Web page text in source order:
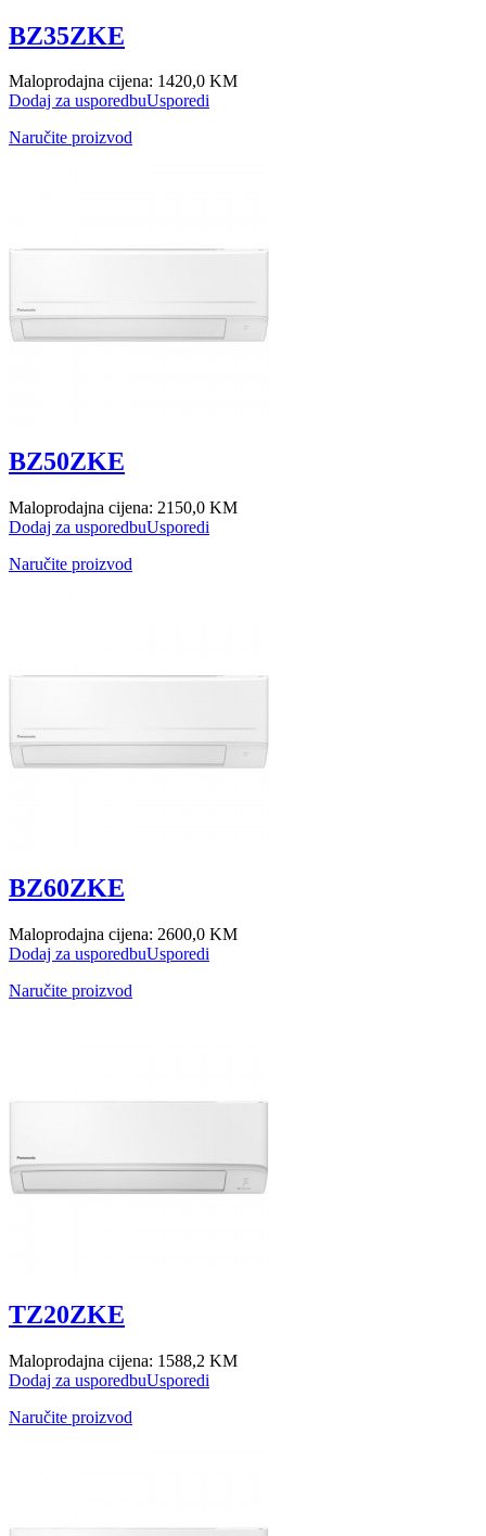
BZ35ZKE
Maloprodajna cijena: 1420,0 KM
Dodaj za usporedbuUsporedi
Naručite proizvod
BZ50ZKE
Maloprodajna cijena: 2150,0 KM
Dodaj za usporedbuUsporedi
Naručite proizvod
BZ60ZKE
Maloprodajna cijena: 2600,0 KM
Dodaj za usporedbuUsporedi
Naručite proizvod
TZ20ZKE
Maloprodajna cijena: 1588,2 KM
Dodaj za usporedbuUsporedi
Naručite proizvod